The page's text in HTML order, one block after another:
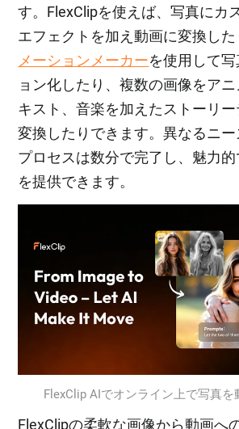
す。FlexClipを使えば、写真にカ
エフェクトを加え動画に変換した
メーションメーカーを使用して
ョン化したり、複数の画像をア
キスト、音楽を加えたストーリ
変換したりできます。異なるニー
プロセスは数分で完了し、魅力
を提供できます。
FlexClip AIでオンライン上で写真を
FlexClipの柔軟な画像から動画へ